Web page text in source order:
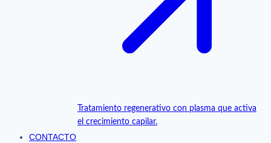
Tratamiento regenerativo con plasma que activa
el crecimiento capilar.
CONTACTO